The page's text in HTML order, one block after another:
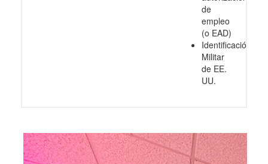
de
empleo
(o EAD)
Identificación
Militar
de EE.
UU.